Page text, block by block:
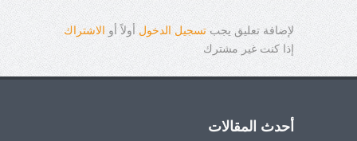
لإضافة تعليق يجب تسجيل الدخول أولاً أو الاشتراك
إذا كنت غير مشترك
أحدث المقالات